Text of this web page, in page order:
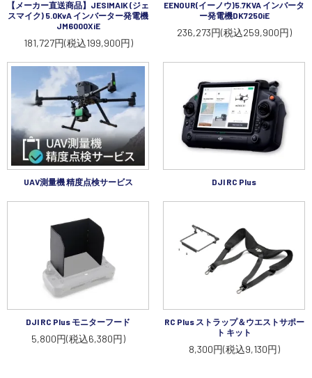
【メーカー直送商品】JESIMAIK (ジェ
スマイク) 5.0KvA インバーター発電機
JM6000XiE
181,727円(税込199,900円)
EENOUR(イーノウ)5.7KVA インバータ
ー発電機DK7250iE
236,273円(税込259,900円)
UAV測量機 精度点検サービス DJI RC Plus
DJI RC Plus モニターフード
5,800円(税込6,380円)
RC Plus ストラップ＆ウエストサポー
ト キット
8,300円(税込9,130円)